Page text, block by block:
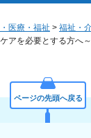
医療・福祉 > 福祉・
アを必要とする方へ
ページの先頭へ戻る